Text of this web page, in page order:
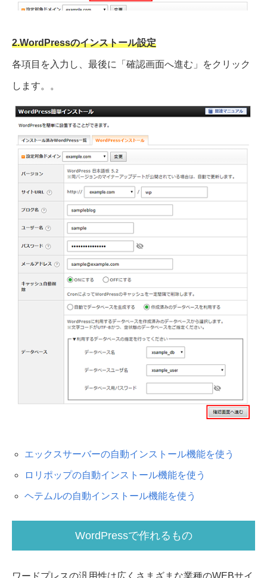
2.WordPressのインストール設定
各項目を入力し、最後に「確認画面へ進む」をクリック
します。。
エックスサーバーの自動インストール機能を使う
ロリポップの自動インストール機能を使う
ヘテムルの自動インストール機能を使う
WordPressで作れるもの
ワードプレスの汎用性は広くさまざまな業種のWEBサイ